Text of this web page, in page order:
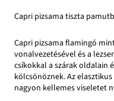
Capri pizsama tiszta
Capri pizsama flamingó
vonalvezetésével és a
csíkokkal a szárak oldalain
kölcsönöznek. Az
nagyon kellemes viseletet